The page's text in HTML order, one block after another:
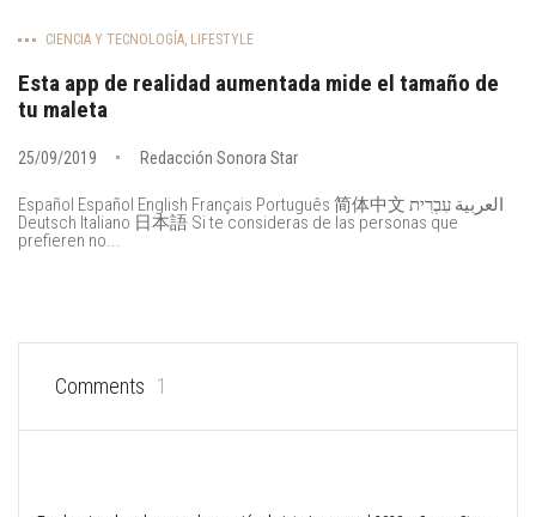
CIENCIA Y TECNOLOGÍA, LIFESTYLE
Esta app de realidad aumentada mide el tamaño de
tu maleta
25/09/2019 Redacción Sonora Star
Español Español English Français Português 简体中文 العربية עִבְרִית
Deutsch Italiano 日本語 Si te consideras de las personas que
prefieren no...
Comments 1